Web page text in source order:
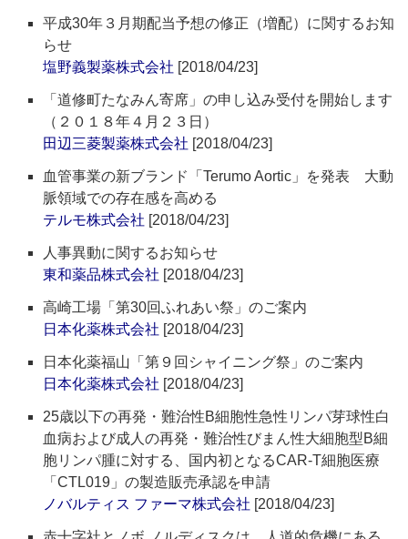
平成30年３月期配当予想の修正（増配）に関するお知
らせ
塩野義製薬株式会社 [2018/04/23]
「道修町たなみん寄席」の申し込み受付を開始します
（２０１８年４月２３日）
田辺三菱製薬株式会社 [2018/04/23]
血管事業の新ブランド「Terumo Aortic」を発表 大動
脈領域での存在感を高める
テルモ株式会社 [2018/04/23]
人事異動に関するお知らせ
東和薬品株式会社 [2018/04/23]
高崎工場「第30回ふれあい祭」のご案内
日本化薬株式会社 [2018/04/23]
日本化薬福山「第９回シャイニング祭」のご案内
日本化薬株式会社 [2018/04/23]
25歳以下の再発・難治性B細胞性急性リンパ芽球性白
血病および成人の再発・難治性びまん性大細胞型B細
胞リンパ腫に対する、国内初となるCAR-T細胞医療
「CTL019」の製造販売承認を申請
ノバルティス ファーマ株式会社 [2018/04/23]